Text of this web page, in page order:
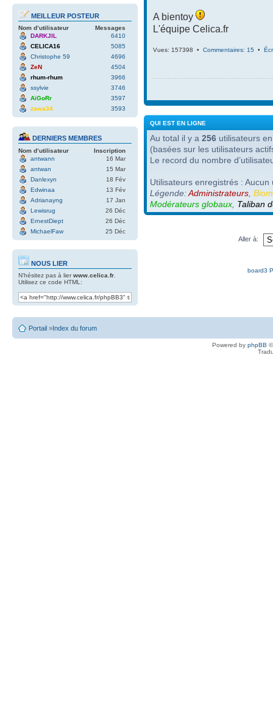
MEILLEUR POSTEUR
Nom d’utilisateur
Messages
DARKJIL
6410
CELICA16
5085
Christophe 59
4696
ZeN
4504
rhum-rhum
3966
ssylvie
3746
AïGoRr
3597
zawa34
3593
DERNIERS MEMBRES
Nom d’utilisateur
Inscription
antwann
16 Mar
antwan
15 Mar
Danlexyn
18 Fév
Edwinaa
13 Fév
Adrianayng
17 Jan
Lewisrug
26 Déc
ErnestDiept
26 Déc
MichaelFaw
25 Déc
NOUS LIER
N'hésitez pas à lierwww.celica.fr
Utilisez ce code HTML:
A bientoy
L'équipe Celica.fr
Vues: 157398 • Commentaires: 15 •
QUI EST EN LIGNE
Au total il y a 256 utilisateurs
(basées sur les utilisateurs
Le record du nombre
Utilisateurs enregistrés :
Légende:Administrateurs
Modérateurs globaux Taliban
Aller à:
board3
Portail »Index du forum
Powered by phpBB